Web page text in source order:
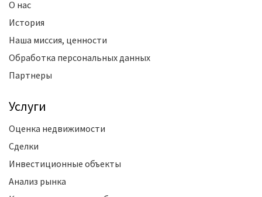
О нас
История
Наша миссия, ценности
Обработка персональных данных
Партнеры
Услуги
Оценка недвижимости
Сделки
Инвестиционные объекты
Анализ рынка